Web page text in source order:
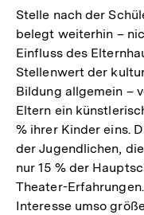
Stelle nach der
belegt weiterhin –
Einfluss des
Stellenwert der
Bildung allgemein –
Eltern ein
% ihrer Kinder eins.
der Jugendlichen,
nur 15 % der
Theater-
Interesse umso